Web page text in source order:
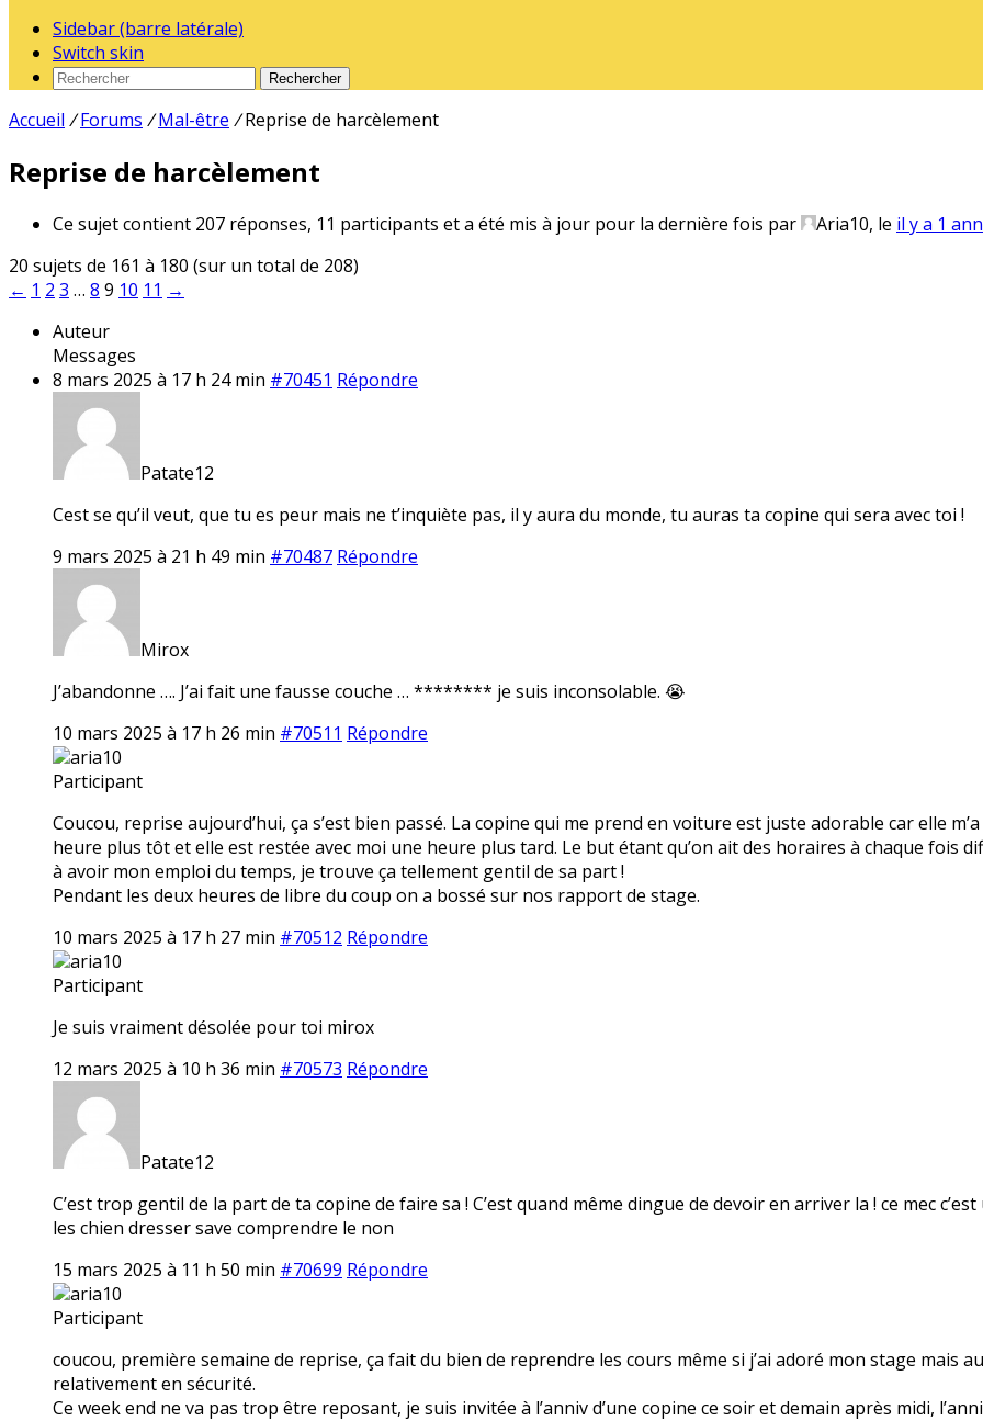
Sidebar (barre latérale)
Switch skin
Rechercher
Accueil / Forums / Mal-être / Reprise de harcèlement
Reprise de harcèlement
Ce sujet contient 207 réponses, 11 participants et a été mis à jour pour la dernière fois par Aria10, le il y a 1
20 sujets de 161 à 180 (sur un total de 208)
← 1 2 3 … 8 9 10 11 →
Auteur
Messages
8 mars 2025 à 17 h 24 min #70451 Répondre
Patate12
Cest se qu’il veut, que tu es peur mais ne t’inquiète pas, il y aura du monde, tu auras ta copine qui sera avec toi !
9 mars 2025 à 21 h 49 min #70487 Répondre
Mirox
J’abandonne …. J’ai fait une fausse couche … ******** je suis inconsolable. 😭
10 mars 2025 à 17 h 26 min #70511 Répondre
aria10
Participant
Coucou, reprise aujourd’hui, ça s’est bien passé. La copine qui me prend en voiture est juste adorable car elle
heure plus tôt et elle est restée avec moi une heure plus tard. Le but étant qu’on ait des horaires à chaque fois
à avoir mon emploi du temps, je trouve ça tellement gentil de sa part !
Pendant les deux heures de libre du coup on a bossé sur nos rapport de stage.
10 mars 2025 à 17 h 27 min #70512 Répondre
aria10
Participant
Je suis vraiment désolée pour toi mirox
12 mars 2025 à 10 h 36 min #70573 Répondre
Patate12
C’est trop gentil de la part de ta copine de faire sa ! C’est quand même dingue de devoir en arriver la ! ce mec
les chien dresser save comprendre le non
15 mars 2025 à 11 h 50 min #70699 Répondre
aria10
Participant
coucou, première semaine de reprise, ça fait du bien de reprendre les cours même si j’ai adoré mon stage mais
relativement en sécurité.
Ce week end ne va pas trop être reposant, je suis invitée à l’anniv d’une copine ce soir et demain après midi,